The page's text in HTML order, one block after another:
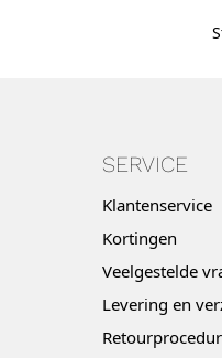
SERVICE
Klantenservice
Kortingen
Veelgestelde
Levering en